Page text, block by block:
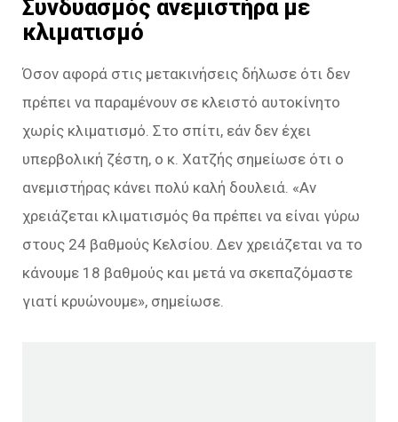
Συνδυασμός ανεμιστήρα με
κλιματισμό
Όσον αφορά στις μετακινήσεις δήλωσε ότι δεν
πρέπει να παραμένουν σε κλειστό αυτοκίνητο
χωρίς κλιματισμό. Στο σπίτι, εάν δεν έχει
υπερβολική ζέστη, ο κ. Χατζής σημείωσε ότι ο
ανεμιστήρας κάνει πολύ καλή δουλειά. «Αν
χρειάζεται κλιματισμός θα πρέπει να είναι γύρω
στους 24 βαθμούς Κελσίου. Δεν χρειάζεται να το
κάνουμε 18 βαθμούς και μετά να σκεπαζόμαστε
γιατί κρυώνουμε», σημείωσε.